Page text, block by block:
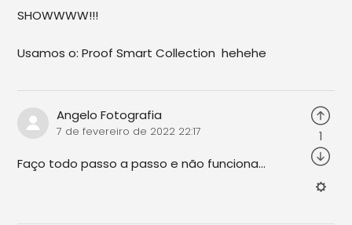
SHOWWWW!!!
Usamos o: Proof Smart Collection hehehe
Angelo Fotografia
7 de fevereiro de 2022 22:17
Faço todo passo a passo e não funciona...
1